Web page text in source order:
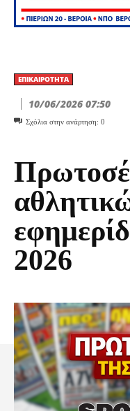
ΕΠΙΚΑΙΡΌΤΗΤΑ
10/06/2026 07:50
Σχόλια στην ανάρτηση: 0
2026